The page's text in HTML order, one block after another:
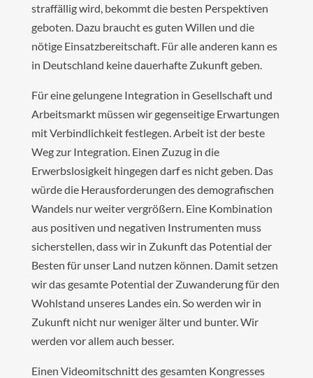
straffällig wird, bekommt die besten Perspektiven
geboten. Dazu braucht es guten Willen und die
nötige Einsatzbereitschaft. Für alle anderen kann es
in Deutschland keine dauerhafte Zukunft geben.
Für eine gelungene Integration in Gesellschaft und
Arbeitsmarkt müssen wir gegenseitige Erwartungen
mit Verbindlichkeit festlegen. Arbeit ist der beste
Weg zur Integration. Einen Zuzug in die
Erwerbslosigkeit hingegen darf es nicht geben. Das
würde die Herausforderungen des demografischen
Wandels nur weiter vergrößern. Eine Kombination
aus positiven und negativen Instrumenten muss
sicherstellen, dass wir in Zukunft das Potential der
Besten für unser Land nutzen können. Damit setzen
wir das gesamte Potential der Zuwanderung für den
Wohlstand unseres Landes ein. So werden wir in
Zukunft nicht nur weniger älter und bunter. Wir
werden vor allem auch besser.
Einen Videomitschnitt des gesamten Kongresses